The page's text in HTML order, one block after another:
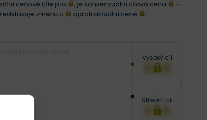
cenové cíle pro , je konsenzuální cílová cena
–
změnu o oproti aktuální ceně .
Vysoký cíl
XXX
Střední cíl
XXX